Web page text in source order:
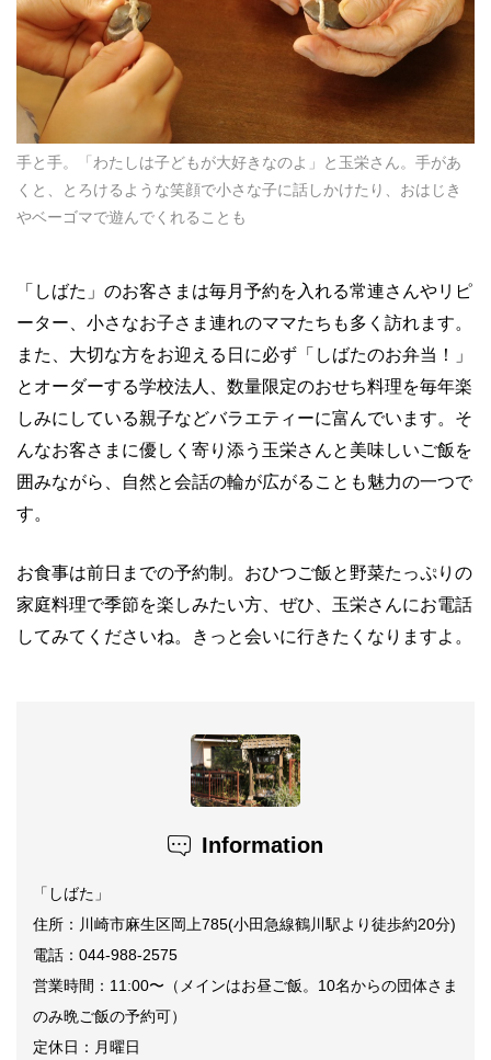
手と手。「わたしは子どもが大好きなのよ」と玉栄さん。手があ
くと、とろけるような笑顔で小さな子に話しかけたり、おはじき
やベーゴマで遊んでくれることも
「しばた」のお客さまは毎月予約を入れる常連さんやリピ
ーター、小さなお子さま連れのママたちも多く訪れます。
また、大切な方をお迎える日に必ず「しばたのお弁当！」
とオーダーする学校法人、数量限定のおせち料理を毎年楽
しみにしている親子などバラエティーに富んでいます。そ
んなお客さまに優しく寄り添う玉栄さんと美味しいご飯を
囲みながら、自然と会話の輪が広がることも魅力の一つで
す。
お食事は前日までの予約制。おひつご飯と野菜たっぷりの
家庭料理で季節を楽しみたい方、ぜひ、玉栄さんにお電話
してみてくださいね。きっと会いに行きたくなりますよ。
Information
「しばた」
住所：川崎市麻生区岡上785(小田急線鶴川駅より徒歩約20分)
電話：044-988-2575
営業時間： 11:00〜（メインはお昼ご飯。 10名からの団体さま
のみ晩ご飯の予約可）
定休日：月曜日